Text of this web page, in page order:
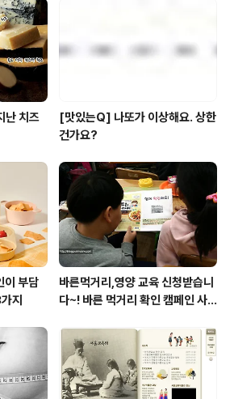
난 치즈
[맛있는Q] 나또가 이상해요. 상한
건가요?
이 부담
지
바른먹거리,영양 교육 신청받습니
다~! 바른 먹거리 확인 캠페인 사